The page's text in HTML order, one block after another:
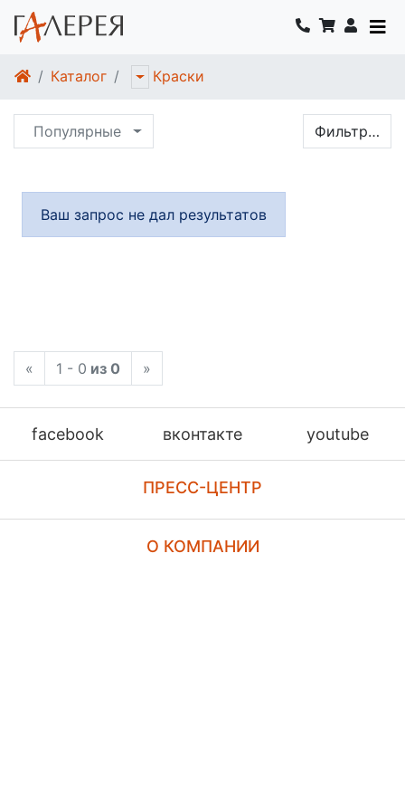
Каталог Краски
Популярные Фильтр…
Ваш запрос не дал результатов
« 1 - 0 из 0 »
facebook вконтакте youtube
ПРЕСС-ЦЕНТР
О КОМПАНИИ